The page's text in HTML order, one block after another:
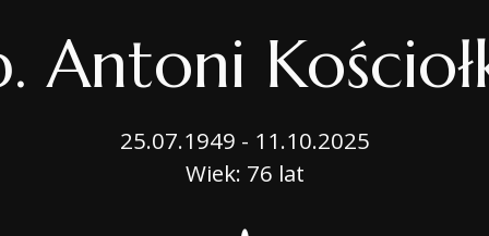
Antoni
25.07.1949 - 11.10.2025
Wiek: 76 lat